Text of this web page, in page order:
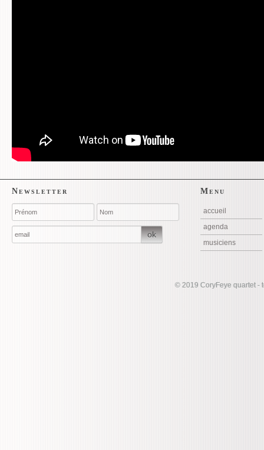
Newsletter
ok
Menu
accueil
agenda
musiciens
©2019 CoryFeye quartet -